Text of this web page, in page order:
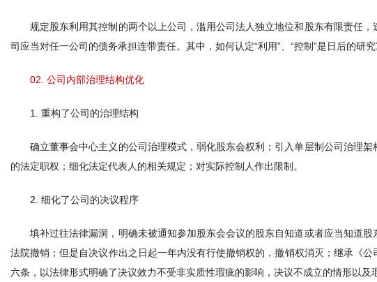
规定股东利用其控制的两个以上公司，滥用公司法人独立地位和股东有限责任
司应当对任一公司的债务承担连带责任。其中，如何认定“利用”、“控制”是日后的研究
02. 公司内部治理结构优化
1. 重构了公司的治理结构
确立董事会中心主义的公司治理模式，弱化股东会权利；引入单层制公司治理
的法定职权；细化法定代表人的相关规定；对实际控制人作出限制。
2. 细化了公司的决议程序
填补过往法律漏洞，明确未被通知参加股东会会议的股东自知道或者应当知道
法院撤销；但是自决议作出之日起一年内没有行使撤销权的，撤销权消灭；继承《
六条，以法律形式明确了决议效力不受非实质性瑕疵的影响，决议不成立的情形以及